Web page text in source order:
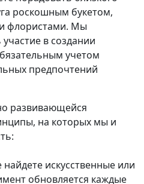
роскошным букетом,
флористами. Мы
в создании
учетом
предпочтений
развивающейся
на которых мы и
искусственные или
обновляется каждые